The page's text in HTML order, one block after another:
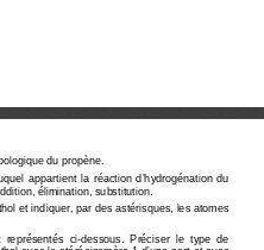
du propène.
appartient  la  réaction  d’hydrogénation  du
n, élimination, substitution.
et indiquer, par des astérisques, les atomes
représentés
  ci-dessous.  Préciser  le  type  de